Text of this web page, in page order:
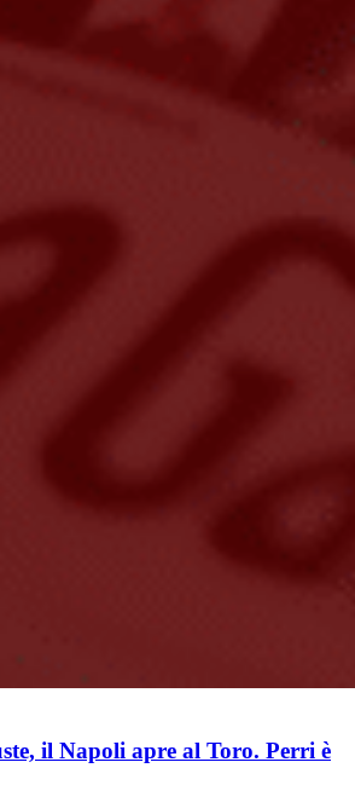
il Napoli apre al Toro. Perri è